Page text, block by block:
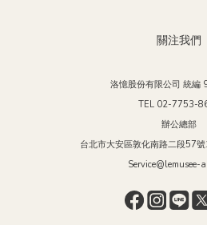
關注我們
洛憶股份有限公司 統
TEL 02-7753-
辦公總部
台北市大安區敦化南路二段57
Service@lemusee-